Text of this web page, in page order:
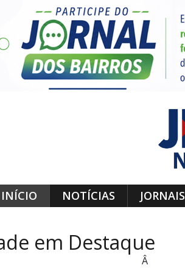
INÍCIO NOTÍCIAS JORNAIS
em Destaque
Â